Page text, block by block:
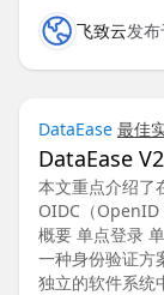
飞致云发
DataEase 最佳
DataEase
本文重点介绍了
OIDC（OpenID
概要 单点登录
一种身份验证方
独立的软件系统